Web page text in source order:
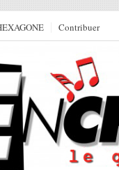
Contribuer